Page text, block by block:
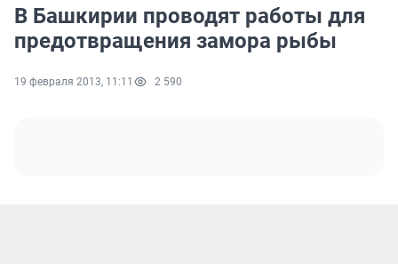
В Башкирии проводят работы для
предотвращения замора рыбы
19 февраля 2013, 11:11 2 590